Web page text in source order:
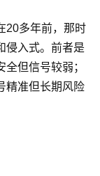
20多年前，那时
侵入式。前者是
但信号较弱；
精准但长期风险